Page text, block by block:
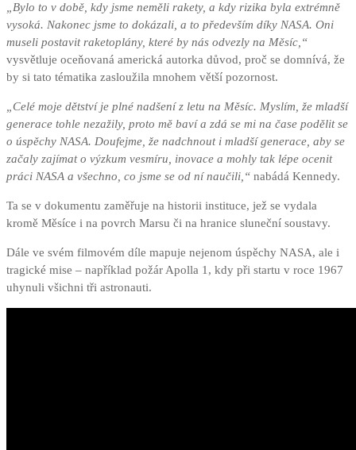
„Bylo to v době, kdy jsme neměli rakety, a kdy rizika byla extrémně
vysoká. Nakonec jsme to dokázali, a to především díky NASA. Oni
museli postavit raketoplány, které by nás odvezly na Měsíc,“
vysvětluje oceňovaná americká autorka důvod, proč se domnívá, že
by si tato tématika zasloužila mnohem větší pozornost.
„Celé moje dětství je plné nadšení z letu na Měsíc. Myslím, že mladší
generace tohle nezažily, proto mě baví a zdá se mi na čase podělit se
o úspěchy NASA. Doufejme, že nadchnout i mladší generace, aby se
začaly zajímat o výzkum vesmíru, inovace a mohly tak lépe ocenit
práci NASA a všechno, co jsme se od ní naučili,“ nabádá Kennedy.
Ta se v dokumentu zaměřuje na historii instituce, jež se vydala
kromě Měsíce i na povrch Marsu či na hranice sluneční soustavy.
Dále ve svém filmovém díle mapuje nejenom úspěchy NASA, ale i
tragické mise – například požár Apolla 1, kdy při startu v roce 1967
uhynuli všichni tři astronauti.